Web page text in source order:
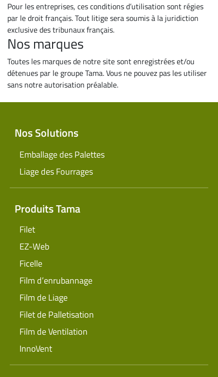
Pour les entreprises, ces conditions d’utilisation sont régies
par le droit français. Tout litige sera soumis à la juridiction
exclusive des tribunaux français.
Nos marques
Toutes les marques de notre site sont enregistrées et/ou
détenues par le groupe Tama. Vous ne pouvez pas les utiliser
sans notre autorisation préalable.
Nos Solutions
Emballage des Palettes
Liage des Fourrages
Produits Tama
Filet
EZ-Web
Ficelle
Film d’enrubannage
Film de Liage
Filet de Palletisation
Film de Ventilation
InnoVent